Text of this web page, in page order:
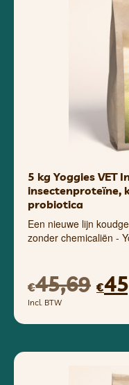
5 kg Yoggies VET
insectenproteïne,
probiotica
Een nieuwe lijn
zonder chemicaliën -
€45,69 €
Incl. BTW